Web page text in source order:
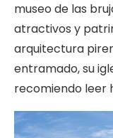
museo de las
atractivos y
arquitectura
entramado, su
recomiendo leer